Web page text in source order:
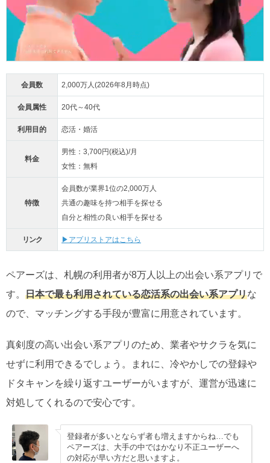
会員数 2,000万人(2026年8月時点)
会員属性 20代～40代
利用目的 恋活・婚活
料金
男性：3,700円(税込)/月
女性：無料
特徴
会員数が業界1位の2,000万人
共通の趣味を持つ相手を探せる
自分と相性の良い相手を探せる
リンク ▶アプリストアはこちら
ペアーズは、札幌の利用者が8万人以上の出会い系アプリで
す。 日本で最も利用されている恋活系の出会い系アプリな
ので、マッチングする手段が豊富に用意されています。
真剣度の高い出会い系アプリのため、業者やサクラを気に
せずに利用できるでしょう。まれに、冷やかしでの登録や
ドタキャンを繰り返すユーザーがいますが、運営が迅速に
対処してくれるので安心です。
登録者が多いとならず者も増えますからね…でも
ペアーズは、大手の中ではかなり不正ユーザーへ
の対応が早い方だと思いますよ。